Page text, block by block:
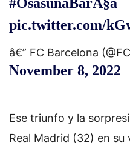
pic.twitter.com/
â€” FC Barcelona
November 8, 2022
Ese triunfo y la
Real Madrid (32) en su